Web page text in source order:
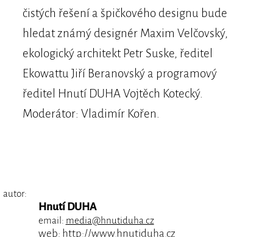
čistých řešení a špičkového designu bude
hledat známý designér Maxim Velčovský,
ekologický architekt Petr Suske, ředitel
Ekowattu Jiří Beranovský a programový
ředitel Hnutí DUHA Vojtěch Kotecký.
Moderátor: Vladimír Kořen.
autor:
Hnutí DUHA
email: media@hnutiduha.cz
web: http://www.hnutiduha.cz